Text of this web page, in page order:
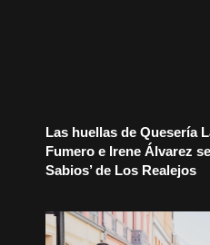
Las huellas de Quesería
Fumero e Irene Álvarez
Sabios’ de Los Realejos